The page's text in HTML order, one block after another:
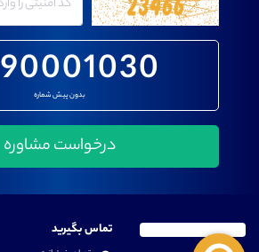
90001030
بدون پیش شماره
تماس بگیرید